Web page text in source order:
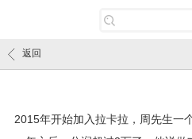
返回
2015年开始加入拉卡拉，周先生一